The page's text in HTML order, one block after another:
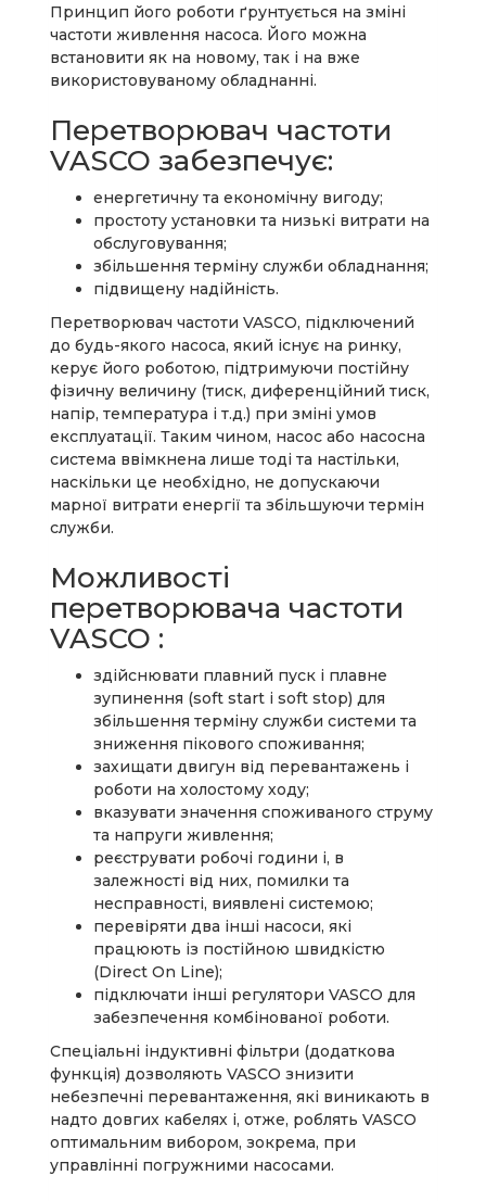
Принцип його роботи ґрунтується на зміні
частоти живлення насоса. Його можна
встановити як на новому, так і на вже
використовуваному обладнанні.
Перетворювач частоти
VASCO забезпечує:
енергетичну та економічну вигоду;
простоту установки та низькі витрати на
обслуговування;
збільшення терміну служби обладнання;
підвищену надійність.
Перетворювач частоти VASCO, підключений
до будь-якого насоса, який існує на ринку,
керує його роботою, підтримуючи постійну
фізичну величину (тиск, диференційний тиск,
напір, температура і т.д.) при зміні умов
експлуатації. Таким чином, насос або насосна
система ввімкнена лише тоді та настільки,
наскільки це необхідно, не допускаючи
марної витрати енергії та збільшуючи термін
служби.
Можливості
перетворювача частоти
VASCO :
здійснювати плавний пуск і плавне
зупинення (soft start і soft stop) для
збільшення терміну служби системи та
зниження пікового споживання;
захищати двигун від перевантажень і
роботи на холостому ходу;
вказувати значення споживаного струму
та напруги живлення;
реєструвати робочі години і, в
залежності від них, помилки та
несправності, виявлені системою;
перевіряти два інші насоси, які
працюють із постійною швидкістю
(Direct On Line);
підключати інші регулятори VASCO для
забезпечення комбінованої роботи.
Спеціальні індуктивні фільтри (додаткова
функція) дозволяють VASCO знизити
небезпечні перевантаження, які виникають в
надто довгих кабелях і, отже, роблять VASCO
оптимальним вибором, зокрема, при
управлінні погружними насосами.